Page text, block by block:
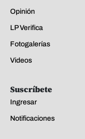
Opinión
LP Verifica
Fotogalerías
Videos
Suscríbete
Ingresar
Notificaciones